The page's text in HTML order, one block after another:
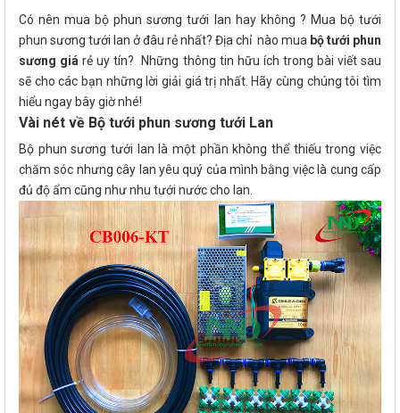
Có nên mua bộ phun sương tưới lan hay không ? Mua bộ tưới
phun sương tưới lan ở đâu rẻ nhất? Địa chỉ nào mua bộ tưới phun
sương giárẻ uy tín? Những thông tin hữu ích trong bài viết sau
sẽ cho các bạn những lời giải giá trị nhất. Hãy cùng chúng tôi tìm
hiểu ngay bây giờ nhé!
Vài nét về Bộ tưới phun sương tưới Lan
Bộ phun sương tưới lan là một phần không thể thiếu trong việc
chăm sóc nhưng cây lan yêu quý của mình bằng việc là cung cấp
đủ độ ẩm cũng như nhu tưới nước cho lan.